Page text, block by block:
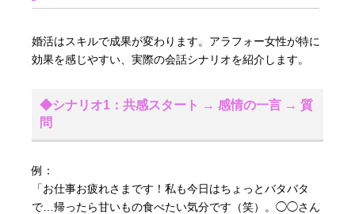
婚活はスキルで成果が変わります。アラフォー女性が特に
効果を感じやすい、実際の会話シナリオを紹介します。
◆シナリオ1：共感スタート → 感情の一言 → 質
問
例：
「お仕事お疲れさまです！私も今日はちょっとバタバタ
で…帰ったら甘いもの食べたい気分です（笑）。◯◯さん